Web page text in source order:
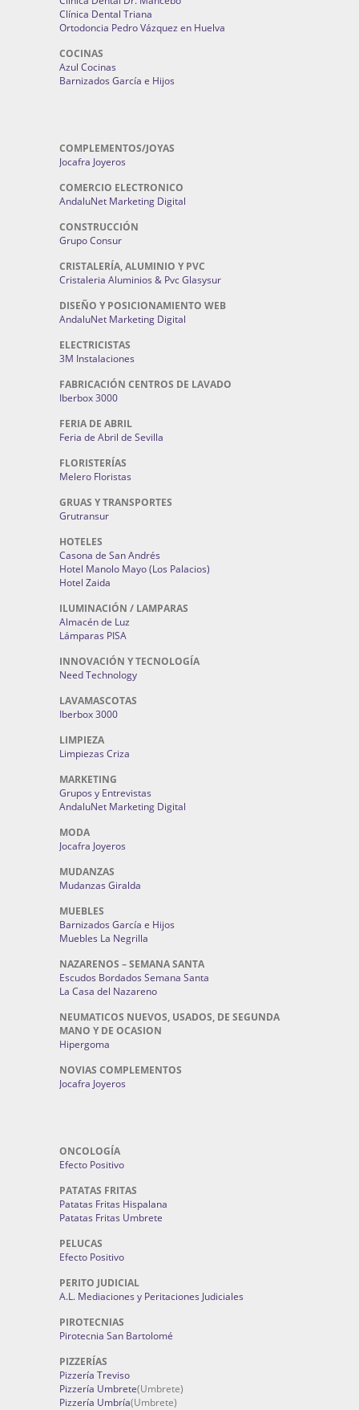
Clínica Dental Triana
Ortodoncia Pedro Vázquez en Huelva
COCINAS
Azul Cocinas
Barnizados García e Hijos
COMPLEMENTOS/JOYAS
Jocafra Joyeros
COMERCIO ELECTRONICO
AndaluNet Marketing Digital
CONSTRUCCIÓN
Grupo Consur
CRISTALERÍA, ALUMINIO Y PVC
Cristaleria Aluminios & Pvc Glasysur
DISEÑO Y POSICIONAMIENTO WEB
AndaluNet Marketing Digital
ELECTRICISTAS
3M Instalaciones
FABRICACIÓN CENTROS DE LAVADO
Iberbox 3000
FERIA DE ABRIL
Feria de Abril de Sevilla
FLORISTERÍAS
Melero Floristas
GRUAS Y TRANSPORTES
Grutransur
HOTELES
Casona de San Andrés
Hotel Manolo Mayo (Los Palacios)
Hotel Zaida
ILUMINACIÓN / LAMPARAS
Almacén de Luz
Lámparas PISA
INNOVACIÓN Y TECNOLOGÍA
Need Technology
LAVAMASCOTAS
Iberbox 3000
LIMPIEZA
Limpiezas Criza
MARKETING
Grupos y Entrevistas
AndaluNet Marketing Digital
MODA
Jocafra Joyeros
MUDANZAS
Mudanzas Giralda
MUEBLES
Barnizados García e Hijos
Muebles La Negrilla
NAZARENOS – SEMANA SANTA
Escudos Bordados Semana Santa
La Casa del Nazareno
NEUMATICOS NUEVOS, USADOS, DE SEGUNDA
MANO Y DE OCASION
Hipergoma
NOVIAS COMPLEMENTOS
Jocafra Joyeros
ONCOLOGÍA
Efecto Positivo
PATATAS FRITAS
Patatas Fritas Hispalana
Patatas Fritas Umbrete
PELUCAS
Efecto Positivo
PERITO JUDICIAL
A.L. Mediaciones y Peritaciones Judiciales
PIROTECNIAS
Pirotecnia San Bartolomé
PIZZERÍAS
Pizzería Treviso
Pizzería Umbrete(Umbrete)
Pizzería Umbría(Umbrete)